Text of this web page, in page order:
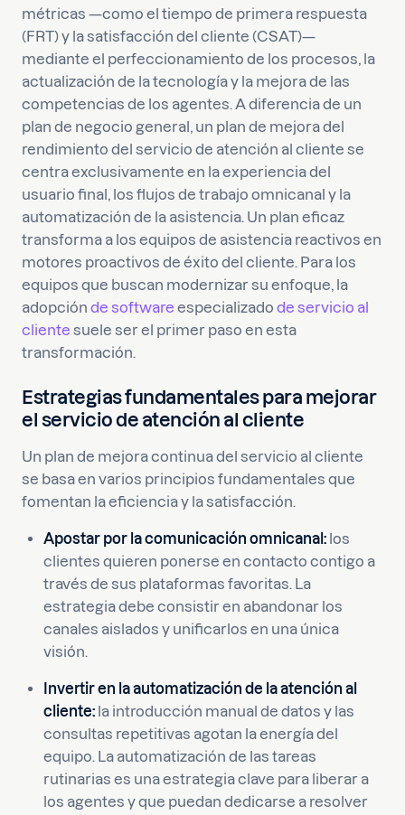
métricas —como el tiempo de primera respuesta
(FRT) y la satisfacción del cliente (CSAT)—
mediante el perfeccionamiento de los procesos, la
actualización de la tecnología y la mejora de las
competencias de los agentes. A diferencia de un
plan de negocio general, un plan de mejora del
rendimiento del servicio de atención al cliente se
centra exclusivamente en la experiencia del
usuario final, los flujos de trabajo omnicanal y la
automatización de la asistencia. Un plan eficaz
transforma a los equipos de asistencia reactivos en
motores proactivos de éxito del cliente. Para los
equipos que buscan modernizar su enfoque, la
adopción de software especializado de servicio al
cliente suele ser el primer paso en esta
transformación.
Estrategias fundamentales para mejorar
el servicio de atención al cliente
Un plan de mejora continua del servicio al cliente
se basa en varios principios fundamentales que
fomentan la eficiencia y la satisfacción.
Apostar por la comunicación omnicanal: los
clientes quieren ponerse en contacto contigo a
través de sus plataformas favoritas. La
estrategia debe consistir en abandonar los
canales aislados y unificarlos en una única
visión.
Invertir en la automatización de la atención al
cliente: la introducción manual de datos y las
consultas repetitivas agotan la energía del
equipo. La automatización de las tareas
rutinarias es una estrategia clave para liberar a
los agentes y que puedan dedicarse a resolver